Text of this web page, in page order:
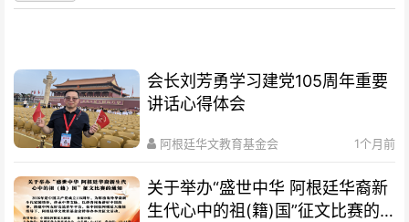
会长刘芳勇学习建党105周年重要
讲话心得体会
阿根廷华文教育基金会 1个月前
关于举办“盛世中华 阿根廷华裔新
生代心中的祖(籍)国”征文比赛的